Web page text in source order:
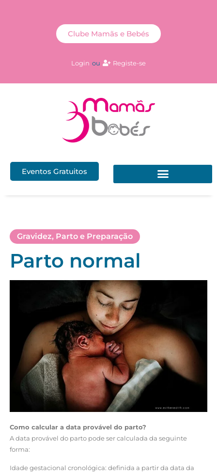
Login ou Registe-se
Clube Mamãs e Bebés
Eventos Gratuitos
Gravidez, Parto e Preparação
Parto normal
Como calcular a data provável do parto?
A data provável do parto pode ser calculada da seguinte
forma:
Idade gestacional cronológica: definida a partir da data da